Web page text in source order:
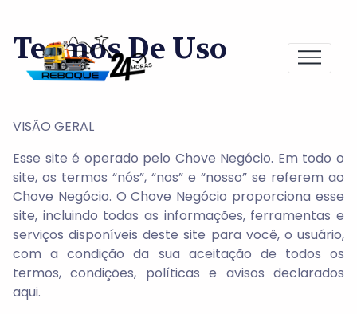
Termos De Uso
VISÃO GERAL
Esse site é operado pelo Chove Negócio. Em todo o
site, os termos “nós”, “nos” e “nosso” se referem ao
Chove Negócio. O Chove Negócio proporciona esse
site, incluindo todas as informações, ferramentas e
serviços disponíveis deste site para você, o usuário,
com a condição da sua aceitação de todos os
termos, condições, políticas e avisos declarados
aqui.